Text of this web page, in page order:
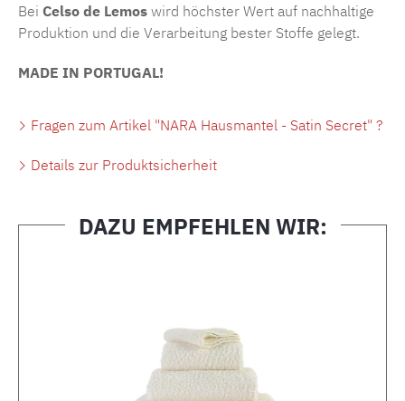
Bei Celso de Lemos wird höchster Wert auf nachhaltige
Produktion und die Verarbeitung bester Stoffe gelegt.
MADE IN PORTUGAL!
Fragen zum Artikel "NARA Hausmantel - Satin Secret" ?
Details zur Produktsicherheit
DAZU EMPFEHLEN WIR: